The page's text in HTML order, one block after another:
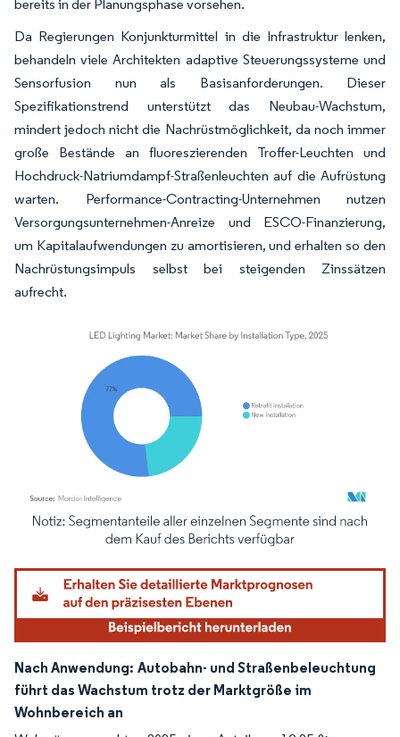
bereits in der Planungsphase vorsehen.
Da Regierungen Konjunkturmittel in die Infrastruktur lenken,
behandeln viele Architekten adaptive Steuerungssysteme und
Sensorfusion nun als Basisanforderungen. Dieser
Spezifikationstrend unterstützt das Neubau-Wachstum,
mindert jedoch nicht die Nachrüstmöglichkeit, da noch immer
große Bestände an fluoreszierenden Troffer-Leuchten und
Hochdruck-Natriumdampf-Straßenleuchten auf die Aufrüstung
warten. Performance-Contracting-Unternehmen nutzen
Versorgungsunternehmen-Anreize und ESCO-Finanzierung,
um Kapitalaufwendungen zu amortisieren, und erhalten so den
Nachrüstungsimpuls selbst bei steigenden Zinssätzen
aufrecht.
Bild © Mordor Intelligence. Wiederverwendung erfordert Namensnennung
Nach Anwendung: Autobahn- und Straßenbeleuchtung
führt das Wachstum trotz der Marktgröße im
Wohnbereich an